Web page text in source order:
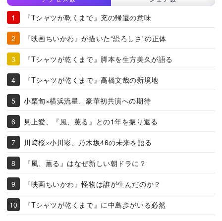
『Tシャツが乾くまで』充の帰還の意味
『映画ちいかわ』が描いた“恐ろしさ”の正体
『Tシャツが乾くまで』脚本を生方美久が語る
『Tシャツが乾くまで』高橋文哉の新境地
小栗旬×横浜流星、豪華初共演への期待
見上愛、『風、薫る』との1年を振り返る
川﨑桜×小川彩、乃木坂46の未来を語る
『風、薫る』はなぜ新しい朝ドラに？
『映画ちいかわ』怪物は誰が生んだのか？
『Tシャツが乾くまで』に中島歩がいる必然